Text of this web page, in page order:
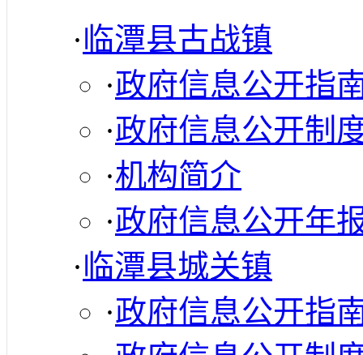
·临潭县古战镇
·政府信息公开指
·政府信息公开制
·机构简介
·政府信息公开年
·临潭县城关镇
·政府信息公开指